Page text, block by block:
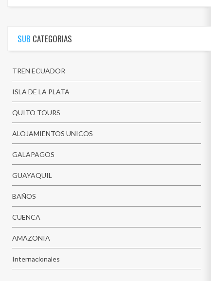
SUB CATEGORIAS
TREN ECUADOR
ISLA DE LA PLATA
QUITO TOURS
ALOJAMIENTOS UNICOS
GALAPAGOS
GUAYAQUIL
BAÑOS
CUENCA
AMAZONIA
Internacionales